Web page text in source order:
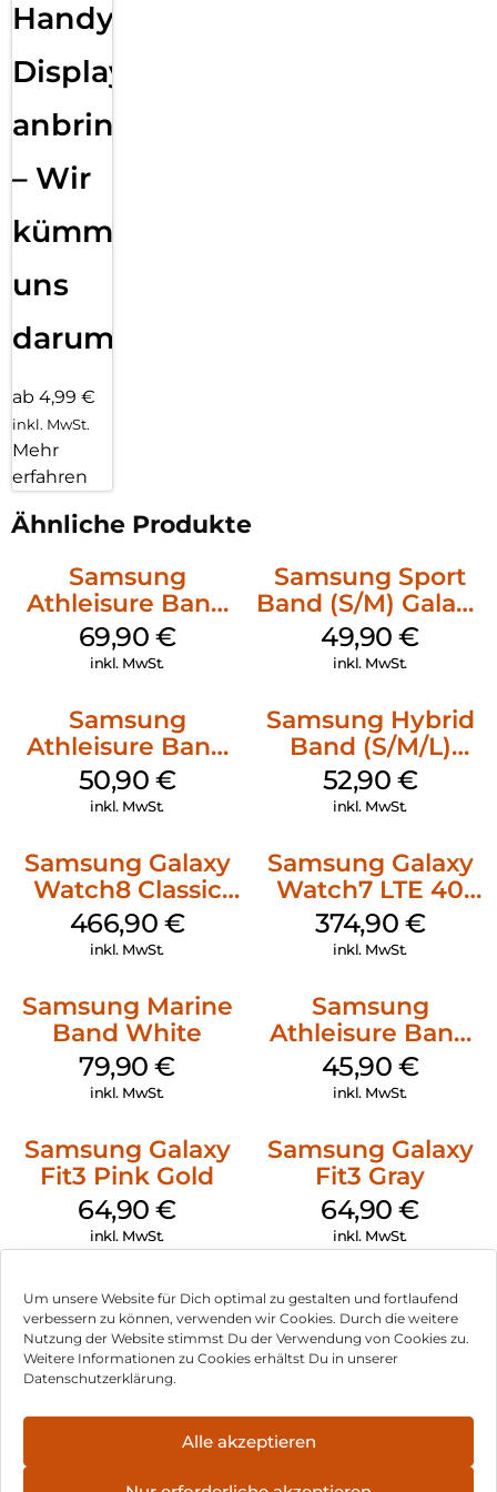
Um unsere Website für Dich optimal zu gestalten und fortlaufend
verbessern zu können, verwenden wir Cookies. Durch die weitere
Nutzung der Website stimmst Du der Verwendung von Cookies zu.
Weitere Informationen zu Cookies erhältst Du in unserer
Datenschutzerklärung.
Alle akzeptieren
Handy
Displayfolie
anbringen
– Wir
kümmern
uns
darum!
ab 4,99 €
inkl. MwSt.
Mehr
erfahren
Ähnliche Produkte
Samsung
Athleisure Band
(M/L) Galaxy
Watch8/Watch8
69,90 €
inkl. MwSt.
Samsung Sport
Band (S/M) Galaxy
Watch8/Watch8
Classic White
49,90€
inkl. MwSt.
Samsung
Athleisure Band
(M/L) Galaxy
Watch8/Watch8
50,90 €
inkl. MwSt.
Samsung Hybrid
Band (S/M/L)
Galaxy
Watch8/Watch8
52,90 €
inkl. MwSt.
Samsung Galaxy
Watch8 Classic
White
466,90 €
inkl. MwSt.
Samsung Galaxy
Watch7 LTE 40
mm Cream
374,90 €
inkl. MwSt.
Samsung Marine
Band White
79,90€
inkl. MwSt.
Samsung
Athleisure Band
S/M Galaxy
Watch7 Cream
45,90 €
inkl. MwSt.
Samsung Galaxy
Fit3 Pink Gold
64,90€
inkl. MwSt.
Samsung Galaxy
Fit3 Gray
64,90€
inkl. MwSt.
Impressum